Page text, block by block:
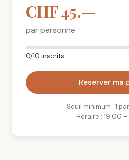
CHF 45.—
par personne
0/10 inscrits
Réserver ma
Seuil minimum : 1
Horaire : 19:00